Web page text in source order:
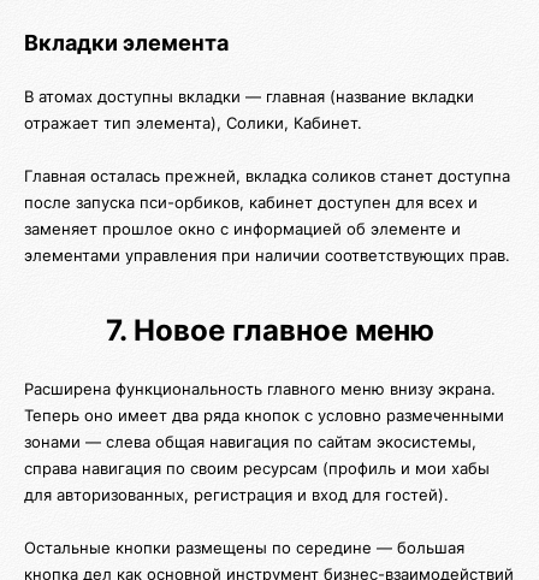
Вкладки элемента
В атомах доступны вкладки — главная (название вкладки
отражает тип элемента), Солики, Кабинет.
Главная осталась прежней, вкладка соликов станет доступна
после запуска пси-орбиков, кабинет доступен для всех и
заменяет прошлое окно с информацией об элементе и
элементами управления при наличии соответствующих прав.
7. Новое главное меню
Расширена функциональность главного меню внизу экрана.
Теперь оно имеет два ряда кнопок с условно размеченными
зонами — слева общая навигация по сайтам экосистемы,
справа навигация по своим ресурсам (профиль и мои хабы
для авторизованных, регистрация и вход для гостей).
Остальные кнопки размещены по середине — большая
кнопка дел как основной инструмент бизнес-взаимодействий